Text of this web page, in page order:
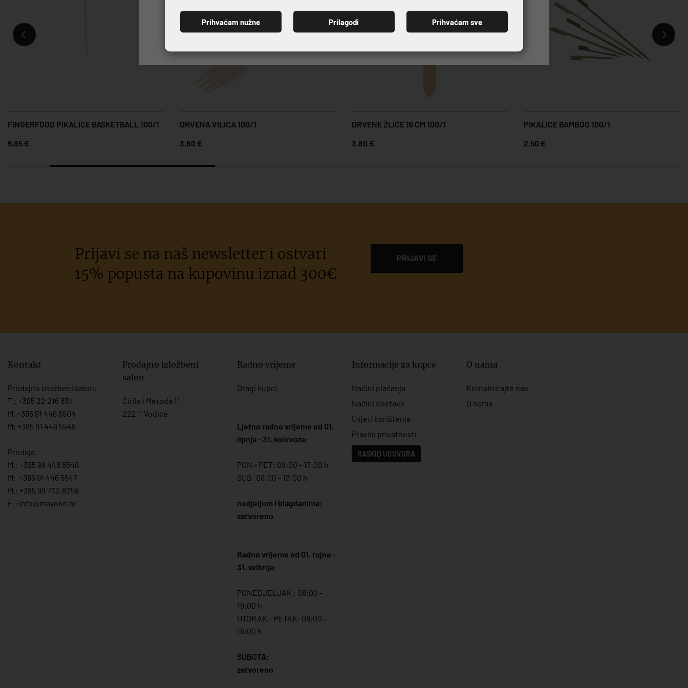
FINGERFOOD PIKALICE BASKETBALL 100/1
9,85 €
DRVENA VILICA 100/1
3,80 €
DRVENE ŽLICE 16 CM 100/1
3,80 €
PIKALICE BAMBOO 100/1
2,50 €
Prijavi se na naš newsletter i ostvari
15% popusta na kupovinu iznad 300€
PRIJAVI SE
Kontakt
Prodajno izložbeni salon:
T.: +385 22 216 634
M. +385 91 446 5504
M: +385 91 446 5548
Prodaja:
M.: +385 99 446 5548
M: +385 91 446 5547
M.: +385 99 702 8258
E.: info@mayoko. hr
Prodajno izložbeni
salon
Ćirila i Metoda 11
22211 Vodice
Radno vrijeme
Dragi kupci,
Ljetno radno vrijeme od 01.
lipnja - 31. kolovoza:
PON - PET: 08:00 - 17:00 h
SUB: 08:00 - 13:00 h
nedjeljom i blagdanima:
zatvoreno
Radno vrijeme od 01. rujna -
31. svibnja:
PONEDJELJAK : 08:00 -
18:00 h
UTORAK - PETAK: 08:00 -
16:00 h
SUBOTA:
zatvoreno
Informacije za kupce
Načini plaćanja
Načini dostave
Uvjeti korištenja
Pravila privatnosti
RASKID UGOVORA
O nama
Kontaktirajte nas
O nama
PRIJAVI SE
Prihvaćam nužne Prilagodi Prihvaćam sve